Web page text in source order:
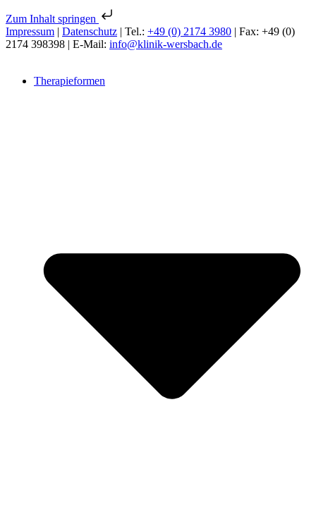
Zum Inhalt springen
Impressum | Datenschutz | Tel.: +49 (0) 2174 3980 | Fax: +49 (0)
2174 398398 | E-Mail: info@klinik-wersbach.de
Therapieformen